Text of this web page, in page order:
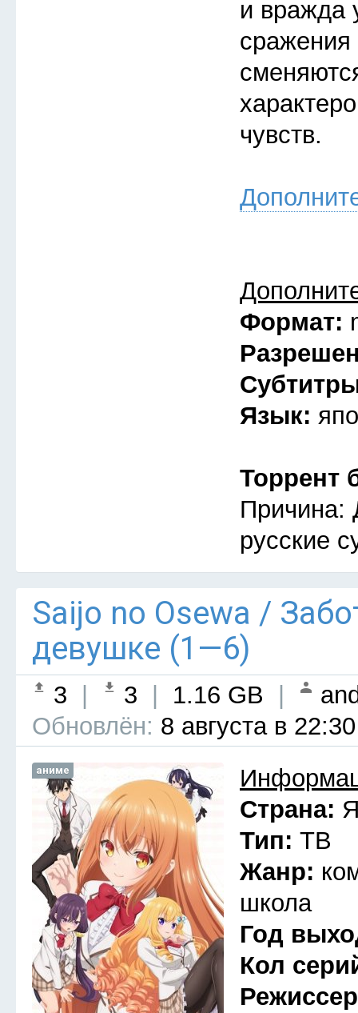
и вражда
сражения
чувств.
Формат:
Язык:
Торрент
Причина:
русские
Saijo no Osewa /
девушке (1—6)
3 3 1.16 GB
Обновлён: 8 августа в 22:30
аниме
Страна:
Тип: ТВ
Жанр:
школа
Год
Кол